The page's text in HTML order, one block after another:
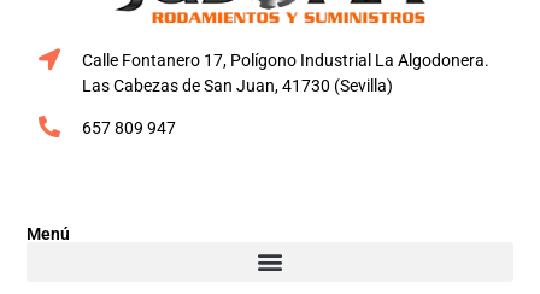
Calle Fontanero 17, Polígono Industrial La Algodonera.
Las Cabezas de San Juan, 41730 (Sevilla)
657 809 947
Menú